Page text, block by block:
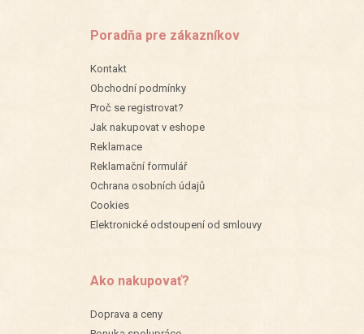
Poradňa pre zákazníkov
Kontakt
Obchodní podmínky
Proč se registrovat?
Jak nakupovat v eshope
Reklamace
Reklamační formulář
Ochrana osobních údajů
Cookies
Elektronické odstoupení od smlouvy
Ako nakupovať?
Doprava a ceny